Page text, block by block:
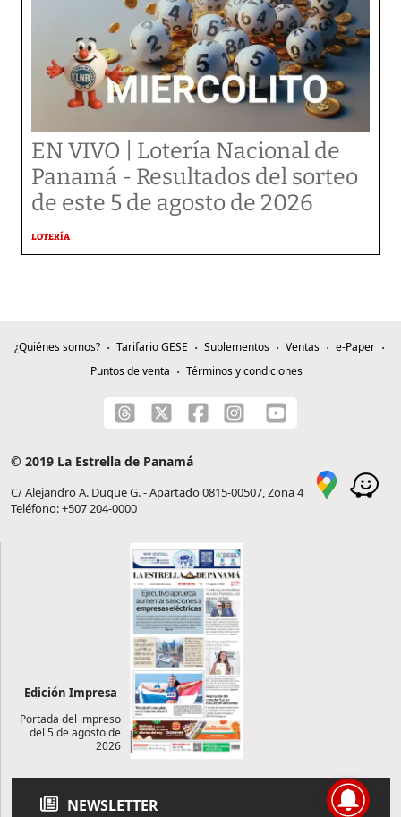
EN VIVO | Lotería Nacional de
Panamá - Resultados del sorteo
de este 5 de agosto de 2026
LOTERÍA
¿Quiénes somos? Tarifario GESE Suplementos Ventas
e-Paper
Puntos de venta
Términos y condiciones
© 2019 La Estrella de Panamá
C/ Alejandro A. Duque G. - Apartado 0815-00507, Zona 4
Teléfono: +507 204-0000
Edición Impresa
Portada del impreso
del 5 de agosto de
2026
NEWSLETTER